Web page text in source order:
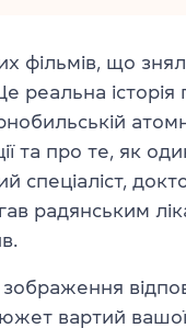
фільмів, що
реальна історія
та про те, як
спеціаліст,
радянським
зображення
вартий